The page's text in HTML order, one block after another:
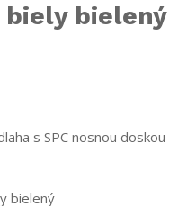
biely bielený
s SPC nosnou doskou
bielený